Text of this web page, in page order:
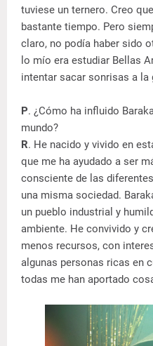
tuviese un ternero. Creo
bastante tiempo. Pero
claro, no podía haber sido
lo mío era estudiar Bellas
intentar sacar sonrisas a la
P. ¿Cómo ha influido
mundo?
R. He nacido y vivido en
que me ha ayudado a ser
consciente de las
una misma sociedad.
un pueblo industrial y
ambiente. He convivido y
menos recursos, con
algunas personas ricas en
todas me han aportado